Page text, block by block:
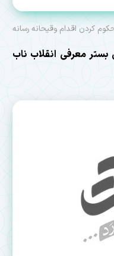
کردن اقدام وقیحانه رسانه
معرفی انقلاب ناب